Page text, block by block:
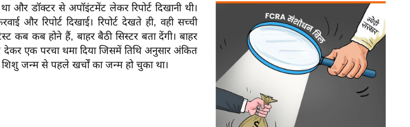
और डॉक्टर से अपॉइंटमेंट लेकर रिपोर्ट दिखानी थी।
और रिपोर्ट दिखाई। रिपोर्ट देखते ही, वही सच्ची
कब कब होने हैं, बाहर बैठी सिस्टर बता देंगी। बाहर
एक परचा थमा दिया जिसमें तिथि अनुसार अंकित
शिशु जन्म से पहले खर्चों का जन्म हो चुका था।